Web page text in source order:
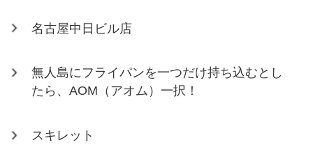
名古屋中日ビル店
無人島にフライパンを一つだけ持ち込むとし
たら、AOM（アオム）一択！
スキレット